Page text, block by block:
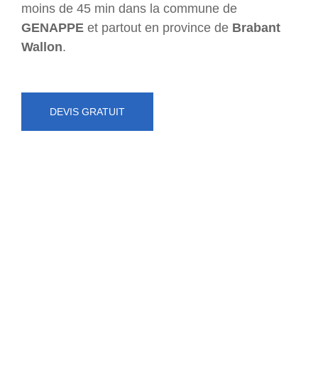
moins de 45 min dans la commune de
GENAPPE et partout en province de Brabant
Wallon.
DEVIS GRATUIT